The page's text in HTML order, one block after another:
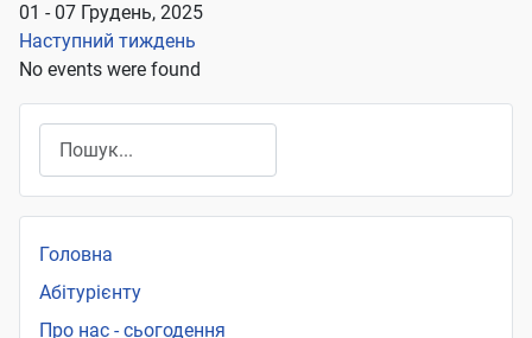
01 - 07 Грудень, 2025
Наступний тиждень
No events were found
Головна
Абітурієнту
Про нас - сьогодення